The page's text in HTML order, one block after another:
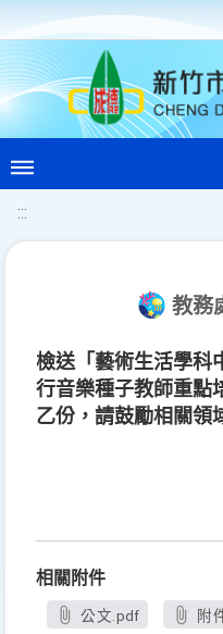
:::
教務
檢送「藝術生活學科
行音樂種子教師重點
乙份，請鼓勵相關領
相關附件
公文.pdf 附